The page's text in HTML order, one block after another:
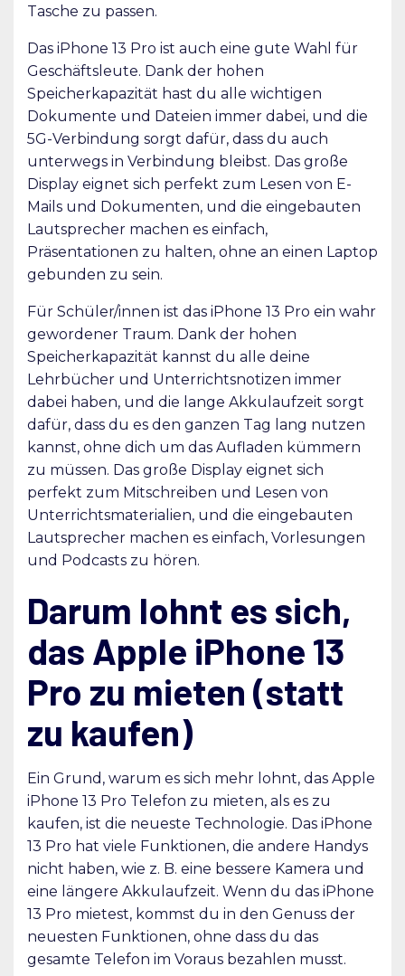
Tasche zu passen.
Das iPhone 13 Pro ist auch eine gute Wahl für
Geschäftsleute. Dank der hohen
Speicherkapazität hast du alle wichtigen
Dokumente und Dateien immer dabei, und die
5G-Verbindung sorgt dafür, dass du auch
unterwegs in Verbindung bleibst. Das große
Display eignet sich perfekt zum Lesen von E-
Mails und Dokumenten, und die eingebauten
Lautsprecher machen es einfach,
Präsentationen zu halten, ohne an einen Laptop
gebunden zu sein.
Für Schüler/innen ist das iPhone 13 Pro ein wahr
gewordener Traum. Dank der hohen
Speicherkapazität kannst du alle deine
Lehrbücher und Unterrichtsnotizen immer
dabei haben, und die lange Akkulaufzeit sorgt
dafür, dass du es den ganzen Tag lang nutzen
kannst, ohne dich um das Aufladen kümmern
zu müssen. Das große Display eignet sich
perfekt zum Mitschreiben und Lesen von
Unterrichtsmaterialien, und die eingebauten
Lautsprecher machen es einfach, Vorlesungen
und Podcasts zu hören.
Darum lohnt es sich,
das Apple iPhone 13
Pro zu mieten (statt
zu kaufen)
Ein Grund, warum es sich mehr lohnt, das Apple
iPhone 13 Pro Telefon zu mieten, als es zu
kaufen, ist die neueste Technologie. Das iPhone
13 Pro hat viele Funktionen, die andere Handys
nicht haben, wie z. B. eine bessere Kamera und
eine längere Akkulaufzeit. Wenn du das iPhone
13 Pro mietest, kommst du in den Genuss der
neuesten Funktionen, ohne dass du das
gesamte Telefon im Voraus bezahlen musst.